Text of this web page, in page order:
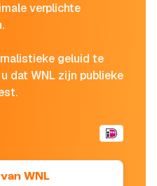
verplichte
geluid te
dat WNL zijn publieke
WNL